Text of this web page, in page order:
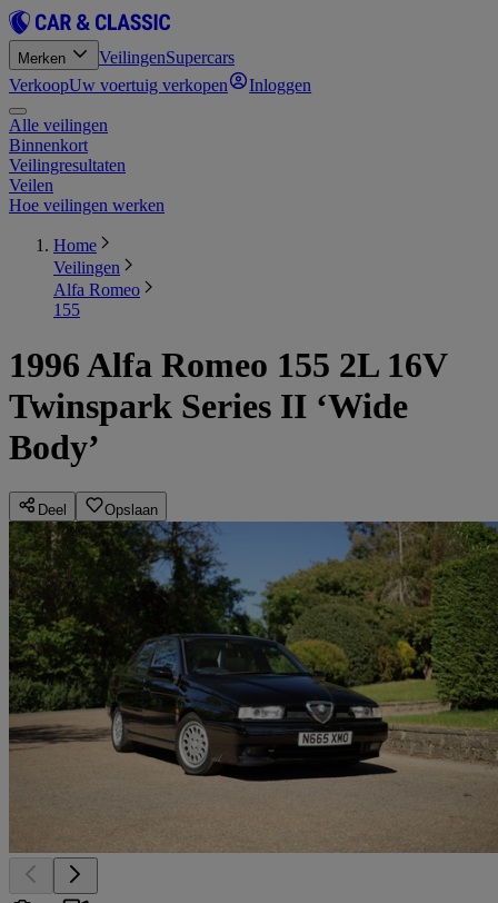
Merken VeilingenSupercars
VerkoopUw voertuig verkopen Inloggen
Alle veilingen
Binnenkort
Veilingresultaten
Veilen
Hoe veilingen werken
Home
Veilingen
Alfa Romeo
155
1996 Alfa Romeo 155 2L 16V
Twinspark Series II ‘Wide
Body’
Deel Opslaan